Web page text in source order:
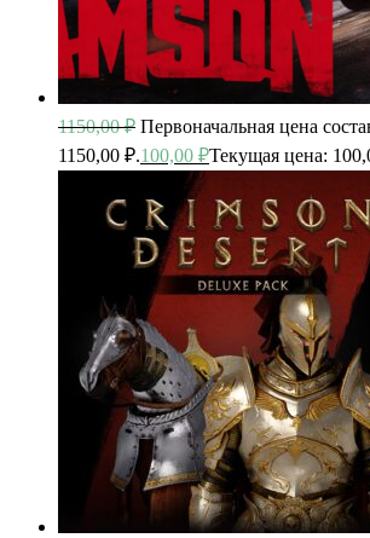
1150,00₽ Первоначальная цена
1150,00 ₽.100,00 ₽Текущая цена: